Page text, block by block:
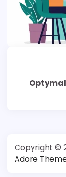
Copyright ©
Adore